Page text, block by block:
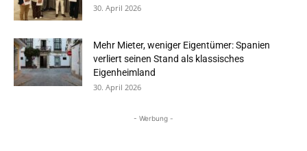
30. April 2026
Mehr Mieter, weniger Eigentümer: Spanien
verliert seinen Stand als klassisches
Eigenheimland
30. April 2026
- Werbung -